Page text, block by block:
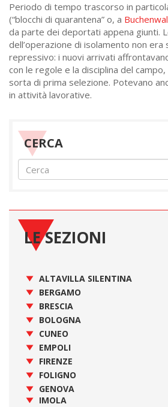
Periodo di tempo trascorso in
(“blocchi di quarantena” o, a
da parte dei deportati appena giunti.
dell’operazione di isolamento non era
repressivo: i nuovi arrivati
con le regole e la disciplina del
sorta di prima selezione. Potevano
in attività lavorative.
CERCA
LE SEZIONI
ALTAVILLA SILENTINA
BERGAMO
BRESCIA
BOLOGNA
CUNEO
EMPOLI
FIRENZE
FOLIGNO
GENOVA
IMOLA